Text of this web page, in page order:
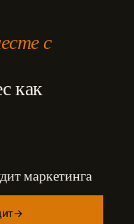
с
как
маркетинга
→